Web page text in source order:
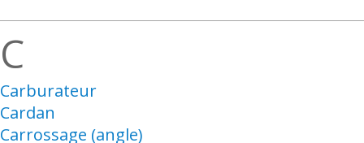
C
Carburateur
Cardan
Carrossage (angle)